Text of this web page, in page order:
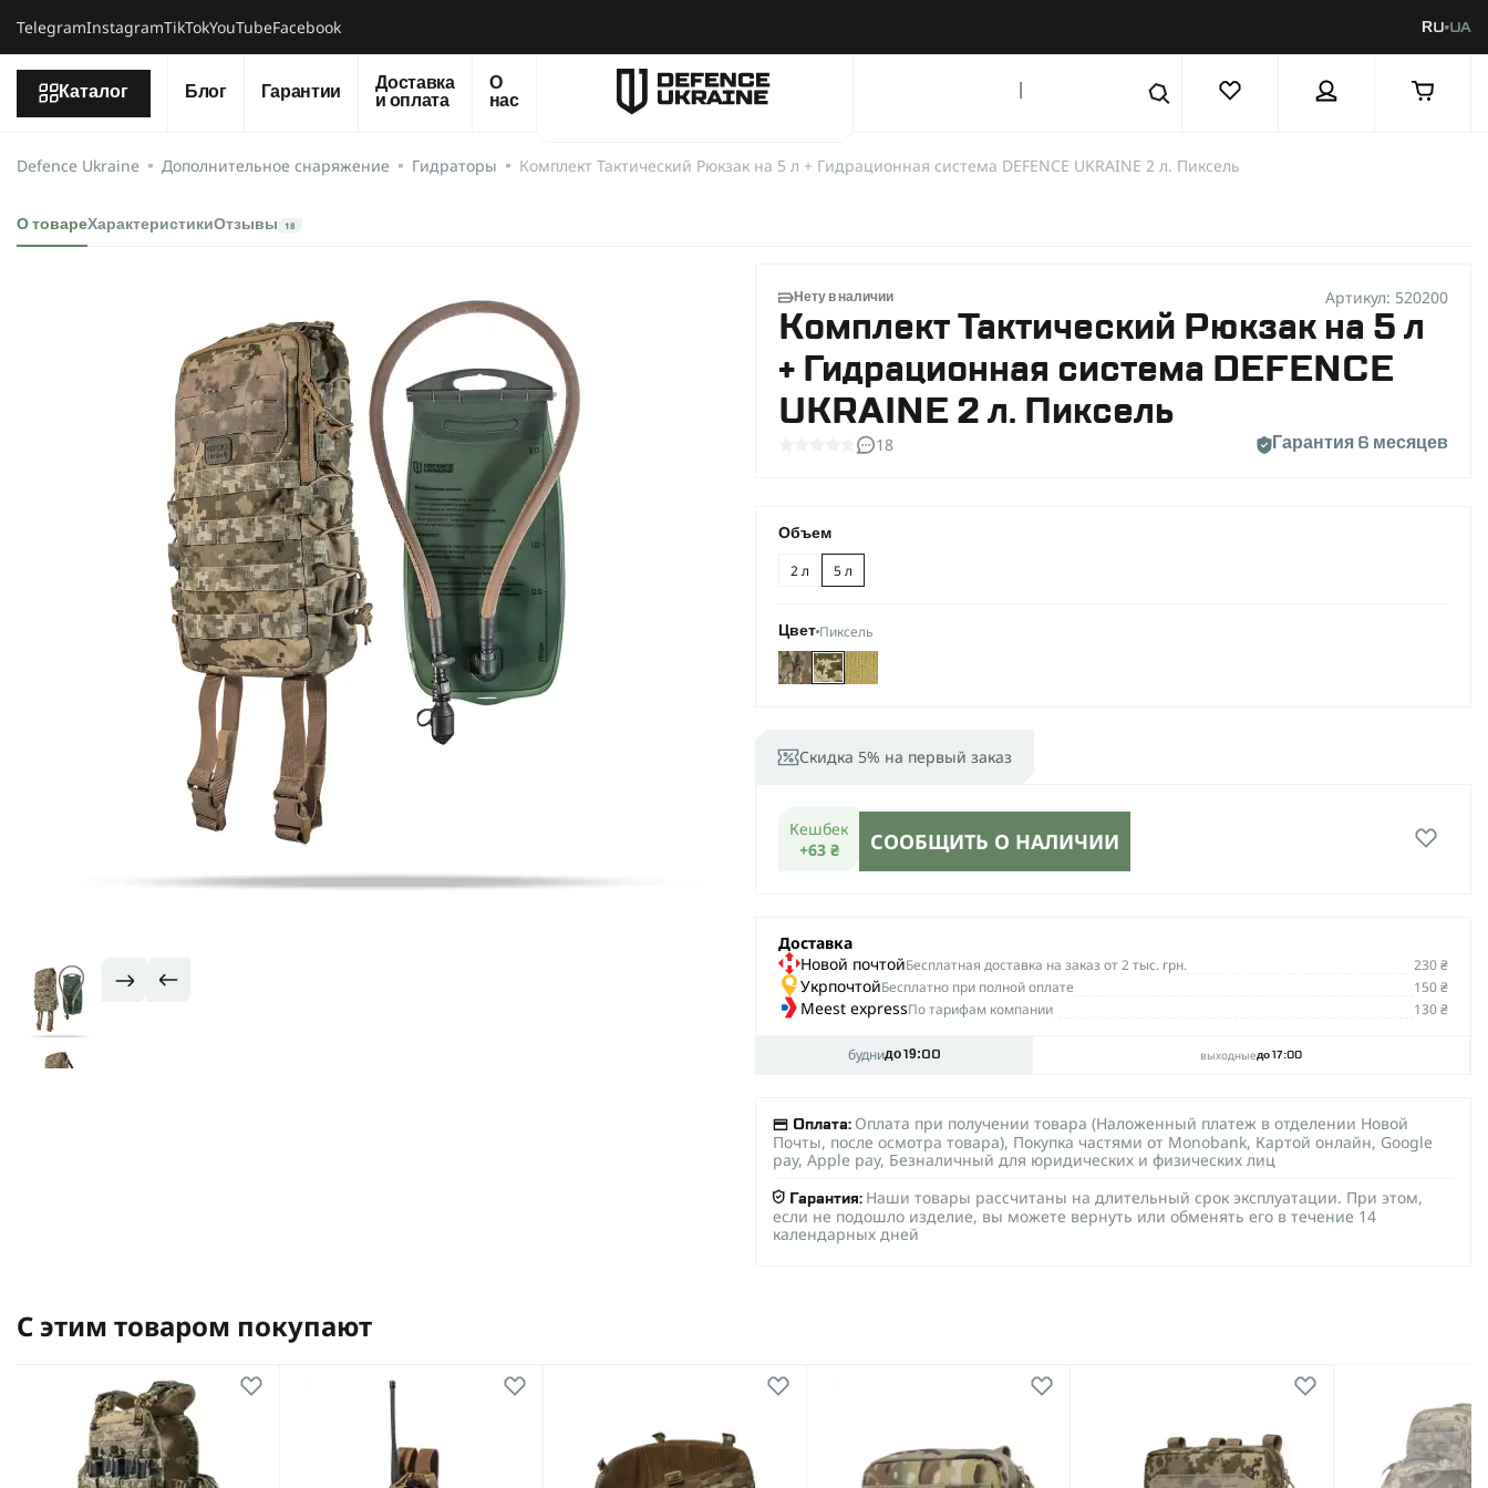
TelegramInstagramTikTokYouTubeFacebook RU UA
Каталог Блог Гарантии
Доставка
и оплата
О
нас
Defence Ukraine Дополнительное снаряжение Гидраторы Комплект Тактический Рюкзак на 5 л + Гидрационная система DEFENCE UKRAINE 2 л. Пиксель
О товареХарактеристикиОтзывы 18
Нету в наличии Артикул: 520200
Комплект Тактический Рюкзак на 5 л
+ Гидрационная система DEFENCE
UKRAINE 2 л. Пиксель
18 Гарантия 6 месяцев
Объем
2 л 5 л
Цвет Пиксель
Скидка 5% на первый заказ
Кешбек
+63 ₴
СООБЩИТЬ О НАЛИЧИИ
Доставка
Новой почтойБеcплатная доставка на заказ от 2 тыс. грн. 230 ₴
УкрпочтойБесплатно при полной оплате 150 ₴
Meest expressПо тарифам компании 130 ₴
буднидо 19:00 выходныедо 17:00
Оплата: Оплата при получении товара (Наложенный платеж в отделении Новой
Почты, после осмотра товара), Покупка частями от Monobank, Картой онлайн, Google
pay, Apple pay, Безналичный для юридических и физических лиц
Гарантия: Наши товары рассчитаны на длительный срок эксплуатации. При этом,
если не подошло изделие, вы можете вернуть или обменять его в течение 14
календарных дней
С этим товаром покупают